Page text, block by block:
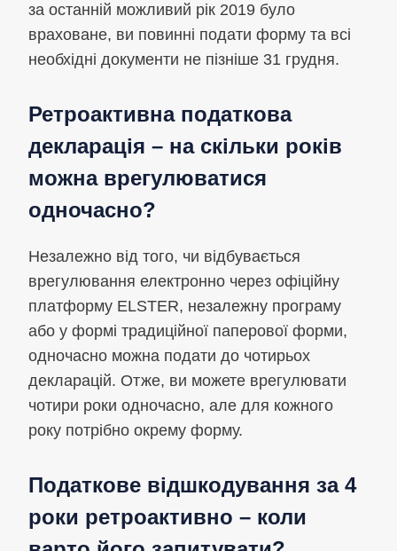
за останній можливий рік 2019 було
враховане, ви повинні подати форму та всі
необхідні документи не пізніше 31 грудня.
Ретроактивна податкова
декларація – на скільки років
можна врегулюватися
одночасно?
Незалежно від того, чи відбувається
врегулювання електронно через офіційну
платформу ELSTER, незалежну програму
або у формі традиційної паперової форми,
одночасно можна подати до чотирьох
декларацій. Отже, ви можете врегулювати
чотири роки одночасно, але для кожного
року потрібно окрему форму.
Податкове відшкодування за 4
роки ретроактивно – коли